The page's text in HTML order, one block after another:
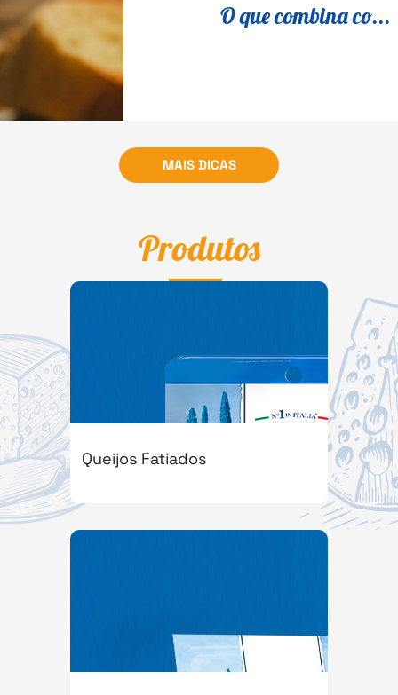
O que combina co...
MAIS DICAS
Produtos
Queijos Fatiados